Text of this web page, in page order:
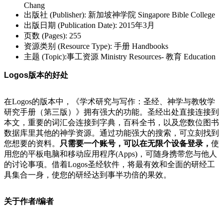
Chang
出版社 (Publisher): 新加坡神学院 Singapore Bible College
出版日期 (Publication Date): 2015年3月
页数 (Pages): 255
资源类别 (Resource Type): 手册 Handbooks
主题 (Topic):事工资源 Ministry Resources- 教育 Education
Logos版本的好处
在Logos的版本中，《学术研究与写作：圣经、神学与教牧学
研究手册（第三版）》拥有强大的功能。圣经出处直接连接到
本文，重要的词汇会连接到字典，百科全书，以及您数位图书
数据库里其他的神学资源。通过功能强大的搜索，可立刻找到
您想要的资料。
只需要一个账号，可以在无限个设备登录， 使
用您的平板电脑和移动应用程序(Apps)，可随身携带您与他人
的讨论事项。借着Logos圣经软件，将最有效和全面的研经工
具集合一身，使您的研经达到事半功倍的果效。
关于作者/编者